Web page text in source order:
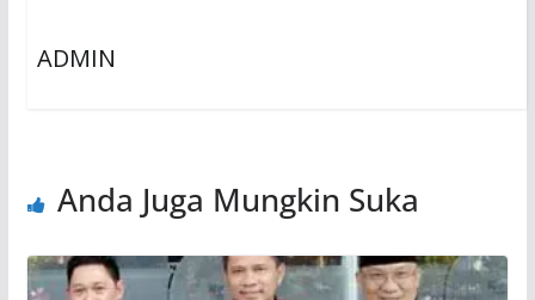
ADMIN
Anda Juga Mungkin Suka